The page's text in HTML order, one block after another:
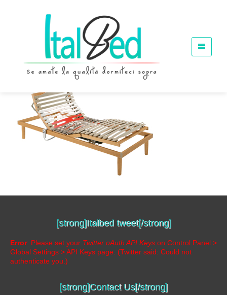
retenuova
Home Prodotti Rete Elettrica Singola
[strong]Italbed tweet[/strong]
Error: Please set your Twitter oAuth API Keys on Control Panel >
Global Settings > API Keys page. (Twitter said: Could not
authenticate you.)
[strong]Contact Us[/strong]